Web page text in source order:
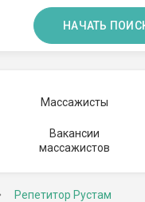
НАЧАТЬ
Массажисты
Вакансии
массажистов
Репетитор Рустам